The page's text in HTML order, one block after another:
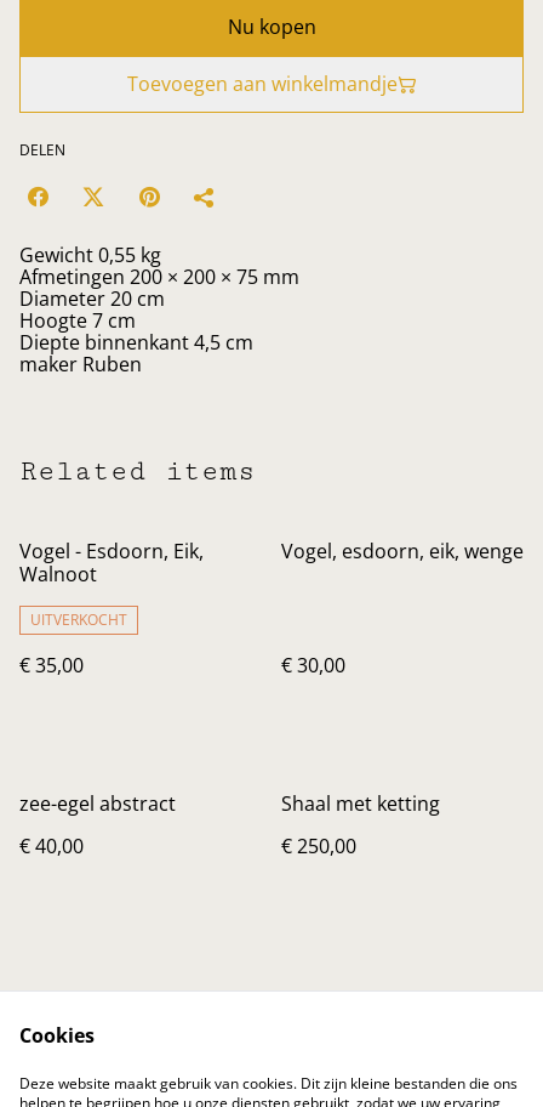
Nu kopen
Toevoegen aan winkelmandje
DELEN
Gewicht 0,55 kg
Afmetingen 200 × 200 × 75 mm
Diameter 20 cm
Hoogte 7 cm
Diepte binnenkant 4,5 cm
maker Ruben
Related items
Vogel - Esdoorn, Eik,
Walnoot
UITVERKOCHT
€ 35,00
Vogel, esdoorn, eik, wenge
€ 30,00
zee-egel abstract
€ 40,00
Shaal met ketting
€ 250,00
Contact
Voorwaarden
Privacybeleid
Cookiebeleid
Cookies
Deze website maakt gebruik van cookies. Dit zijn kleine bestanden die ons
helpen te begrijpen hoe u onze diensten gebruikt, zodat we uw ervaring